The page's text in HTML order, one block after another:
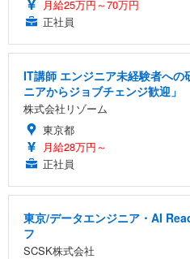
月給25万円～70万円
正社員
IT講師 エンジニア未経験者へ
ニアからジョブチェンジ歓迎」
株式会社リゾーム
東京都
月給28万円～
正社員
東京/データエンジニア・AI
フ
SCSK株式会社